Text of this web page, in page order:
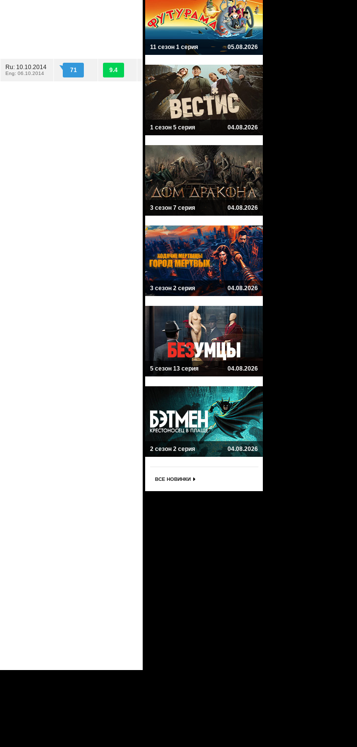
Ru: 10.10.2014
Eng: 06.10.2014 71 9.4
11 сезон 1 серия 05.08.2026
1 сезон 5 серия 04.08.2026
3 сезон 7 серия 04.08.2026
3 сезон 2 серия 04.08.2026
5 сезон 13 серия 04.08.2026
2 сезон 2 серия 04.08.2026
ВСЕ НОВИНКИ